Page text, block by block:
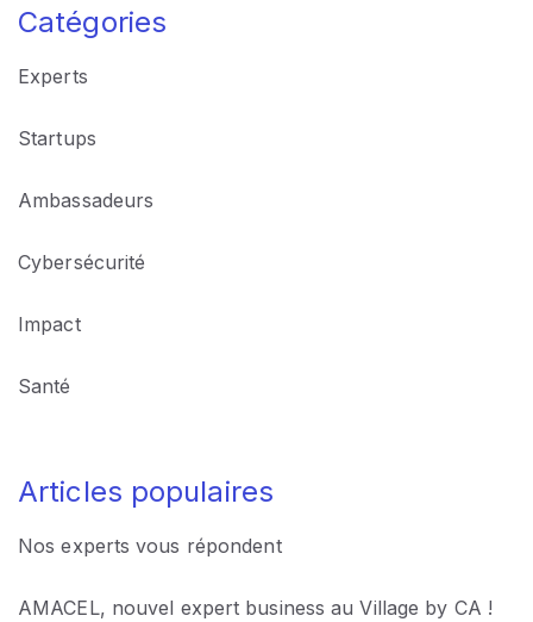
Experts
Startups
Ambassadeurs
Cybersécurité
Impact
Santé
Nos experts vous répondent
AMACEL, nouvel expert business au Village by CA !